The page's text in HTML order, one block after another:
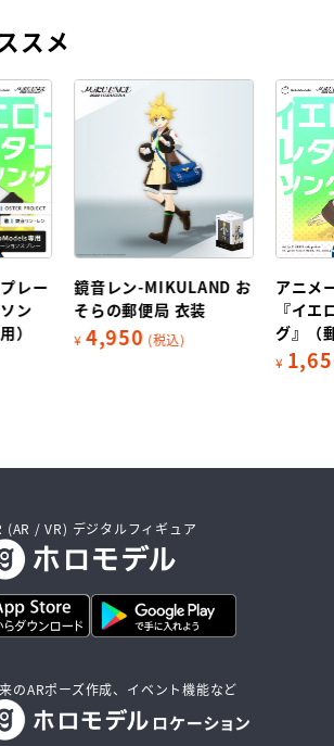
スメ
レー
ン
）
鏡音レン-MIKULAND お
そらの郵便局 衣装
¥ 4,950 (税込)
アニメ
『イ
グ』（
¥
(AR / VR) デジタルフィギュア
のARポーズ作成、イベント機能など